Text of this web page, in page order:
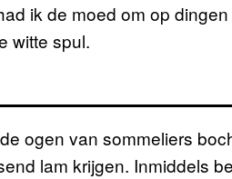
ik de moed om op
witte spul.
ogen van sommeliers
lam krijgen. Inmiddels